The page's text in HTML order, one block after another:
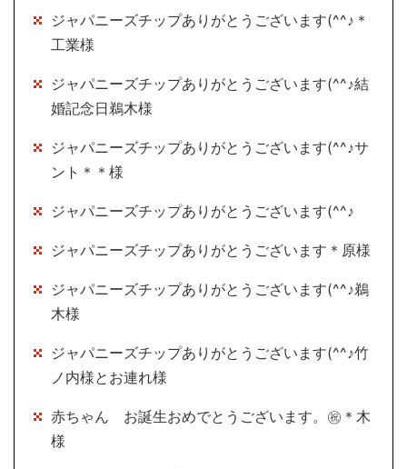
ジャパニーズチップありがとうございます(^^♪＊
工業様
ジャパニーズチップありがとうございます(^^♪結
婚記念日鵜木様
ジャパニーズチップありがとうございます(^^♪サ
ント＊＊様
ジャパニーズチップありがとうございます(^^♪
ジャパニーズチップありがとうございます＊原様
ジャパニーズチップありがとうございます(^^♪鵜
木様
ジャパニーズチップありがとうございます(^^♪竹
ノ内様とお連れ様
赤ちゃん お誕生おめでとうございます。㊗＊木
様